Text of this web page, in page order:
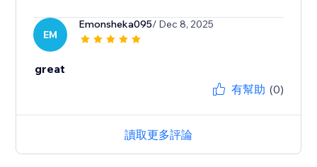
EM
Emonsheka095/ Dec 8, 2025
great
有幫助 (0)
讀取更多評論